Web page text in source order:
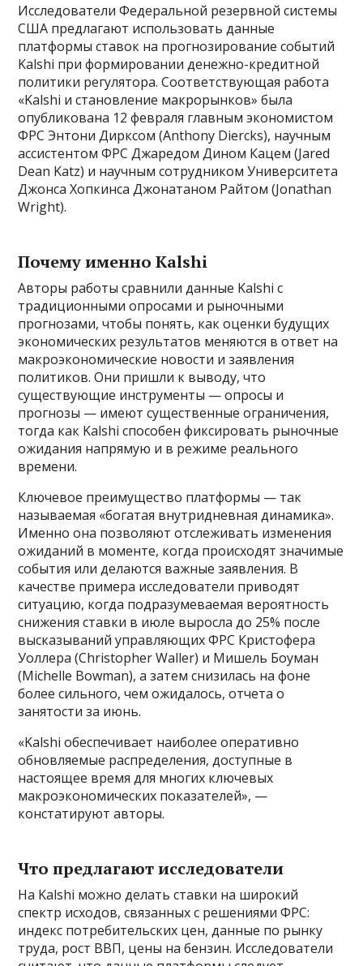
Исследователи Федеральной резервной системы
США предлагают использовать данные
платформы ставок на прогнозирование событий
Kalshi при формировании денежно-кредитной
политики регулятора. Соответствующая работа
«Kalshi и становление макрорынков» была
опубликована 12 февраля главным экономистом
ФРС Энтони Дирксом (Anthony Diercks), научным
ассистентом ФРС Джаредом Дином Кацем (Jared
Dean Katz) и научным сотрудником Университета
Джонса Хопкинса Джонатаном Райтом (Jonathan
Wright).
Почему именно Kalshi
Авторы работы сравнили данные Kalshi с
традиционными опросами и рыночными
прогнозами, чтобы понять, как оценки будущих
экономических результатов меняются в ответ на
макроэкономические новости и заявления
политиков. Они пришли к выводу, что
существующие инструменты — опросы и
прогнозы — имеют существенные ограничения,
тогда как Kalshi способен фиксировать рыночные
ожидания напрямую и в режиме реального
времени.
Ключевое преимущество платформы — так
называемая «богатая внутридневная динамика».
Именно она позволяют отслеживать изменения
ожиданий в моменте, когда происходят значимые
события или делаются важные заявления. В
качестве примера исследователи приводят
ситуацию, когда подразумеваемая вероятность
снижения ставки в июле выросла до 25% после
высказываний управляющих ФРС Кристофера
Уоллера (Christopher Waller) и Мишель Боуман
(Michelle Bowman), а затем снизилась на фоне
более сильного, чем ожидалось, отчета о
занятости за июнь.
«Kalshi обеспечивает наиболее оперативно
обновляемые распределения, доступные в
настоящее время для многих ключевых
макроэкономических показателей», —
констатируют авторы.
Что предлагают исследователи
На Kalshi можно делать ставки на широкий
спектр исходов, связанных с решениями ФРС:
индекс потребительских цен, данные по рынку
труда, рост ВВП, цены на бензин. Исследователи